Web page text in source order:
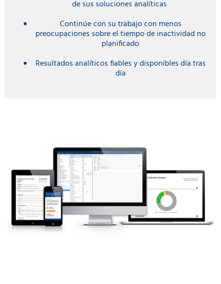
de sus soluciones analíticas
Continúe con su trabajo con menos
preocupaciones sobre el tiempo de inactividad no
planificado
Resultados analíticos fiables y disponibles día tras
día